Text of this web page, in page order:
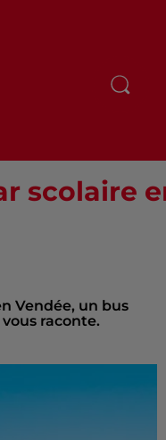
scolaire
Vendée, un bus
raconte.